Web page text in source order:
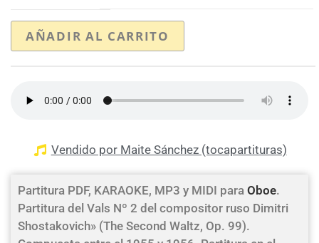
AÑADIR AL CARRITO
Vendido por Maite Sánchez (tocapartituras)
Partitura PDF, KARAOKE, MP3 y MIDI para Oboe.
Partitura del Vals Nº 2 del compositor ruso Dimitri
Shostakovich» (The Second Waltz, Op. 99).